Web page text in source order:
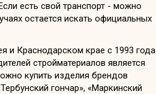
есть свой транспорт - можно
остается искать официальных
и Краснодарском крае с 1993 года
стройматериалов является
купить изделия брендов
гончар», «Маркинский